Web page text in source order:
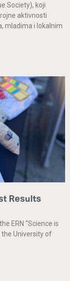
Society), koji
aktivnosti
mladima i lokalnim
Results
ERN “Science is
University of